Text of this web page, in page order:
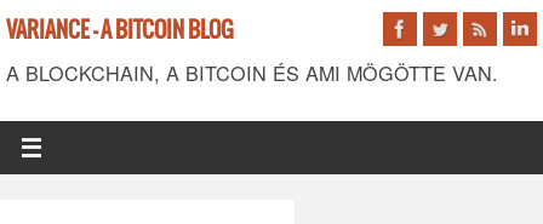
VARIANCE - A BITCOIN BLOG
A BLOCKCHAIN, A BITCOIN ÉS AMI MÖGÖTTE VAN.